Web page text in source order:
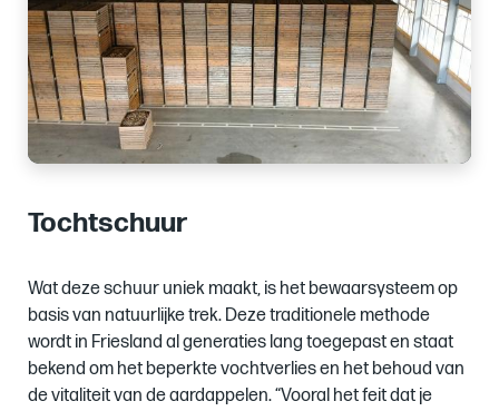
Tochtschuur
Wat deze schuur uniek maakt, is het bewaarsysteem op
basis van natuurlijke trek. Deze traditionele methode
wordt in Friesland al generaties lang toegepast en staat
bekend om het beperkte vochtverlies en het behoud van
de vitaliteit van de aardappelen. “Vooral het feit dat je